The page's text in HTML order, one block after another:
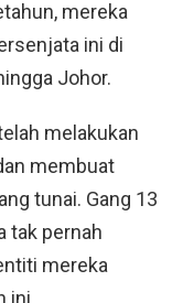
mereka
ini di
Johor.
melakukan
membuat
tunai. Gang 13
tak pernah
mereka
ini.